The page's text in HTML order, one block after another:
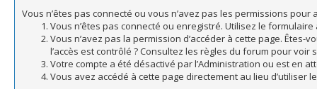
Vous n’êtes pas connecté ou vous n’avez pas les permissions
Vous n’êtes pas connecté ou enregistré. Utilisez le
Vous n’avez pas la permission d’accéder à cette page. Êtes-
l’accès est contrôlé ? Consultez les règles du forum pour
Votre compte a été désactivé par l’Administration ou est en
Vous avez accédé à cette page directement au lieu d’utiliser